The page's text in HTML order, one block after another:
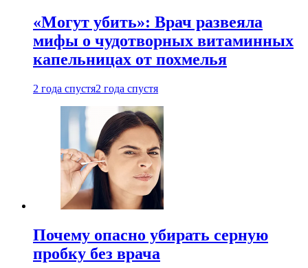
«Могут убить»: Врач развеяла
мифы о чудотворных витаминных
капельницах от похмелья
2 года спустя2 года спустя
Почему опасно убирать серную
пробку без врача